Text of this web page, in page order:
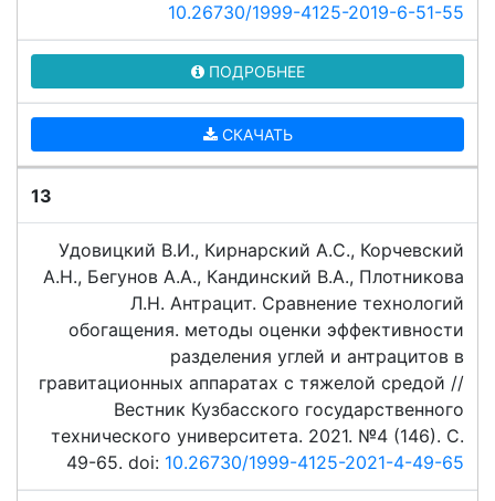
10.26730/1999-4125-2019-6-51-55
ПОДРОБНЕЕ
СКАЧАТЬ
13
Удовицкий В.И., Кирнарский А.С., Корчевский
А.Н., Бегунов А.А., Кандинский В.А., Плотникова
Л.Н. Антрацит. Сравнение технологий
обогащения. методы оценки эффективности
разделения углей и антрацитов в
гравитационных аппаратах с тяжелой средой //
Вестник Кузбасского государственного
технического университета. 2021. №4 (146). C.
49-65. doi: 10.26730/1999-4125-2021-4-49-65